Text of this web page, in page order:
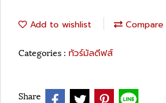
Add to wishlist Compare
Categories : ทัวร์มัลดีฟส์
Share